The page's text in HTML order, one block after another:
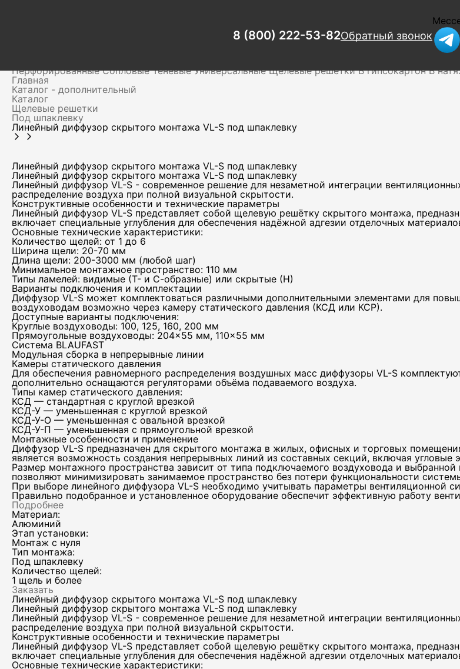
Перфорированные Сопловые Теневые Универсальные Щелевые решетки В гипсокартон В
Главная
Каталог - дополнительный
Каталог
Щелевые решетки
Под шпаклевку
Линейный диффузор скрытого монтажа VL-S под шпаклевку
Линейный диффузор скрытого монтажа VL-S под шпаклевку
Линейный диффузор скрытого монтажа VL-S под шпаклевку
Линейный диффузор VL-S - современное решение для незаметной интеграции
распределение воздуха при полной визуальной скрытости.
Конструктивные особенности и технические параметры
Линейный диффузор VL-S представляет собой щелевую решётку скрытого монтажа,
включает специальные углубления для обеспечения надёжной адгезии отделочных
Основные технические характеристики:
Количество щелей: от 1 до 6
Ширина щели: 20-70 мм
Длина щели: 200-3000 мм (любой шаг)
Минимальное монтажное пространство: 110 мм
Типы ламелей: видимые (Т- и С-образные) или скрытые (Н)
Варианты подключения и комплектации
Диффузор VL-S может комплектоваться различными дополнительными элементами для
воздуховодам возможно через камеру статического давления (КСД или КСР).
Доступные варианты подключения:
Круглые воздуховоды: 100, 125, 160, 200 мм
Прямоугольные воздуховоды: 204×55 мм, 110×55 мм
Система BLAUFAST
Модульная сборка в непрерывные линии
Камеры статического давления
Для обеспечения равномерного распределения воздушных масс диффузоры VL-S
дополнительно оснащаются регуляторами объёма подаваемого воздуха.
Типы камер статического давления:
КСД — стандартная с круглой врезкой
КСД-У — уменьшенная с круглой врезкой
КСД-У-О — уменьшенная с овальной врезкой
КСД-У-П — уменьшенная с прямоугольной врезкой
Монтажные особенности и применение
Диффузор VL-S предназначен для скрытого монтажа в жилых, офисных и торговых
является возможность создания непрерывных линий из составных секций, включая угловые
Размер монтажного пространства зависит от типа подключаемого воздуховода и
позволяют минимизировать занимаемое пространство без потери функциональности
При выборе линейного диффузора VL-S необходимо учитывать параметры вентиляционной
Правильно подобранное и установленное оборудование обеспечит эффективную работу
Подробнее
Материал:
Алюминий
Этап установки:
Монтаж с нуля
Тип монтажа:
Под шпаклевку
Количество щелей:
1 щель и более
Заказать
Линейный диффузор скрытого монтажа VL-S под шпаклевку
Линейный диффузор скрытого монтажа VL-S под шпаклевку
Линейный диффузор VL-S - современное решение для незаметной интеграции
распределение воздуха при полной визуальной скрытости.
Конструктивные особенности и технические параметры
Линейный диффузор VL-S представляет собой щелевую решётку скрытого монтажа,
включает специальные углубления для обеспечения надёжной адгезии отделочных
Основные технические характеристики:
8 (800) 222-53-82Обратный звонок